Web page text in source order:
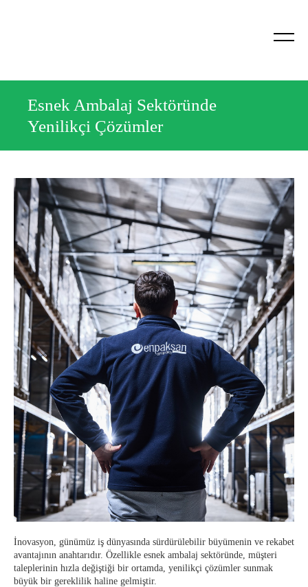
Esnek Ambalaj Sektöründe
Yenilikçi Çözümler
İnovasyon, günümüz iş dünyasında sürdürülebilir büyümenin ve rekabet
avantajının anahtarıdır. Özellikle esnek ambalaj sektöründe, müşteri
taleplerinin hızla değiştiği bir ortamda, yenilikçi çözümler sunmak
büyük bir gereklilik haline gelmiştir.